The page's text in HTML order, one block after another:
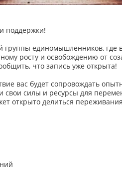
поддержки!
группы единомышленников, где
росту и освобождению от
что запись уже открыта!
вас будет сопровождать
свои силы и ресурсы для
открыто делиться